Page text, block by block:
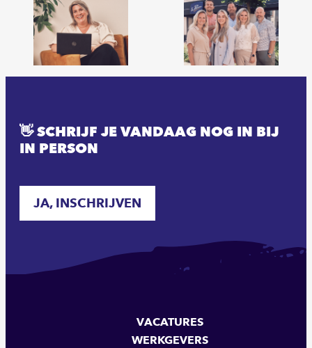
👋 SCHRIJF JE VANDAAG NOG IN BIJ
IN PERSON
JA, INSCHRIJVEN
VACATURES
WERKGEVERS